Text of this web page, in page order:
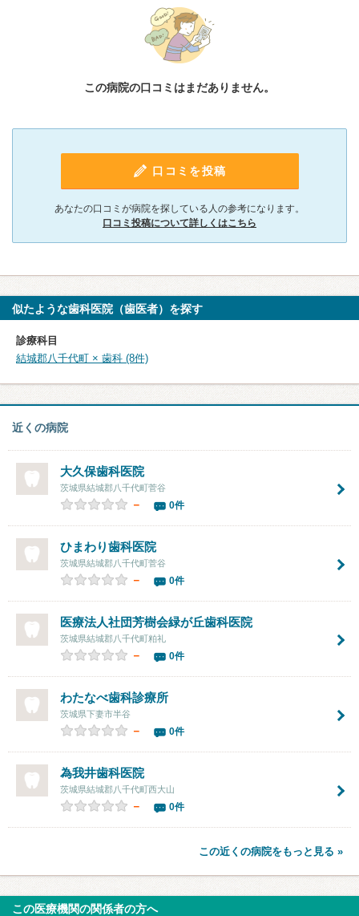
この病院の口コミはまだありません。
口コミを投稿
あなたの口コミが病院を探している人の参考になります。
口コミ投稿について詳しくはこちら
似たような歯科医院（歯医者）を探す
診療科目
結城郡八千代町 × 歯科 (8件)
近くの病院
大久保歯科医院
茨城県結城郡八千代町菅谷
－ 0件
ひまわり歯科医院
茨城県結城郡八千代町菅谷
－ 0件
医療法人社団芳樹会緑が丘歯科医院
茨城県結城郡八千代町粕礼
－ 0件
わたなべ歯科診療所
茨城県下妻市半谷
－ 0件
為我井歯科医院
茨城県結城郡八千代町西大山
－ 0件
この近くの病院をもっと見る »
この医療機関の関係者の方へ